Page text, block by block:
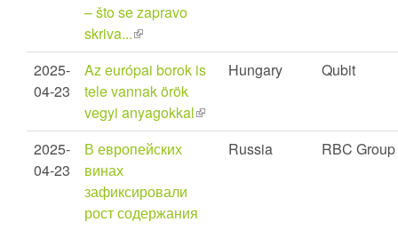
– što se zapravo
skriva...(link
is
external)
2025-
04-23
Az európai borok is
tele vannak örök
vegyi anyagokkal(link
is
external)
Hungary Qubit
2025-
04-23
В европейских
винах
зафиксировали
рост содержания
Russia RBC Group